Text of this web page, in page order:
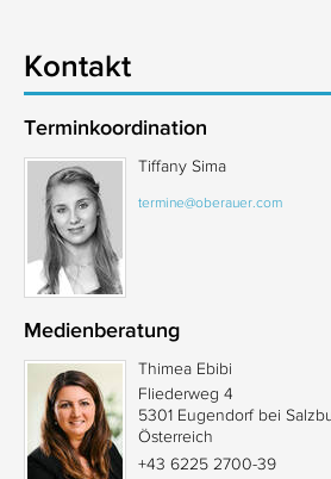
Kontakt
Terminkoordination
Tiffany Sima
termine@oberauer.com
Medienberatung
Thimea Ebibi
Fliederweg 4
5301 Eugendorf bei
Österreich
+43 6225 2700-39